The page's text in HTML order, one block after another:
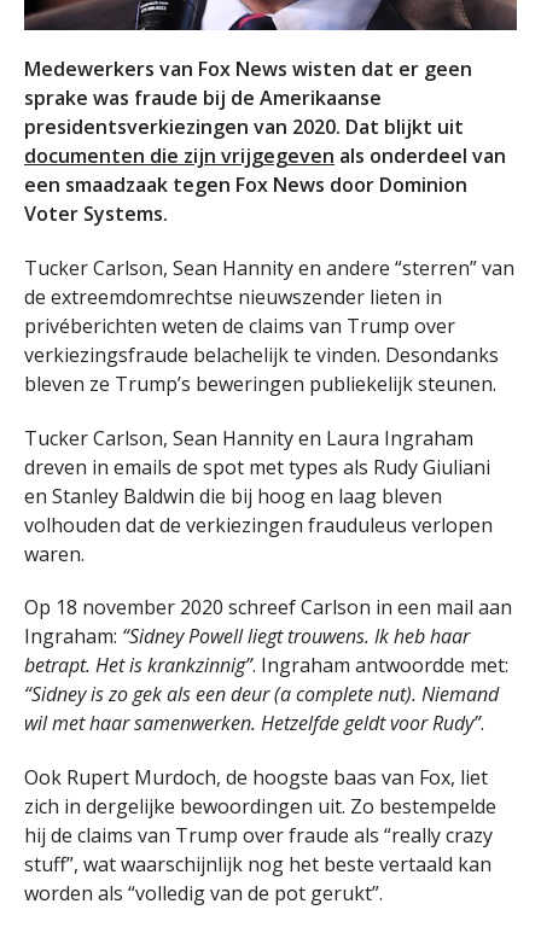
Medewerkers van Fox News wisten dat er geen
sprake was fraude bij de Amerikaanse
presidentsverkiezingen van 2020. Dat blijkt uit
documenten die zijn vrijgegeven als onderdeel van
een smaadzaak tegen Fox News door Dominion
Voter Systems.
Tucker Carlson, Sean Hannity en andere “sterren” van
de extreemdomrechtse nieuwszender lieten in
privéberichten weten de claims van Trump over
verkiezingsfraude belachelijk te vinden. Desondanks
bleven ze Trump’s beweringen publiekelijk steunen.
Tucker Carlson, Sean Hannity en Laura Ingraham
dreven in emails de spot met types als Rudy Giuliani
en Stanley Baldwin die bij hoog en laag bleven
volhouden dat de verkiezingen frauduleus verlopen
waren.
Op 18 november 2020 schreef Carlson in een mail aan
Ingraham: “Sidney Powell liegt trouwens. Ik heb haar
betrapt. Het is krankzinnig”. Ingraham antwoordde met:
“Sidney is zo gek als een deur (a complete nut). Niemand
wil met haar samenwerken. Hetzelfde geldt voor Rudy”.
Ook Rupert Murdoch, de hoogste baas van Fox, liet
zich in dergelijke bewoordingen uit. Zo bestempelde
hij de claims van Trump over fraude als “really crazy
stuff”, wat waarschijnlijk nog het beste vertaald kan
worden als “volledig van de pot gerukt”.